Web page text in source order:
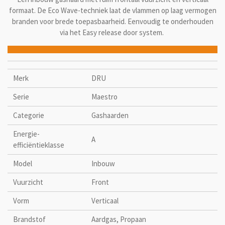
formaat. De Eco Wave-techniek laat de vlammen op laag vermogen
branden voor brede toepasbaarheid. Eenvoudig te onderhouden
via het Easy release door system.
Merk
DRU
Serie
Maestro
Categorie
Gashaarden
Energie-
efficiëntieklasse
A
Model
Inbouw
Vuurzicht
Front
Vorm
Verticaal
Brandstof
Aardgas, Propaan